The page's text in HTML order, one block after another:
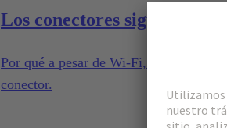
Los conectores siguen
Por qué a pesar de Wi-Fi, Bluetooth y
conector.